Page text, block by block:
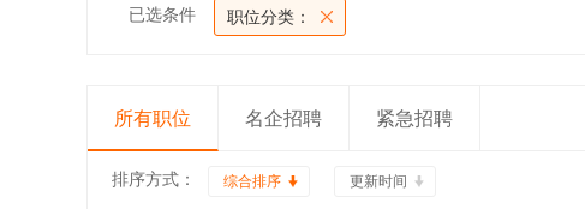
已选条件 职位分类：
所有职位 名企招聘 紧急招聘
排序方式： 综合排序 更新时间